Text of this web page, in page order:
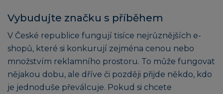
Vybudujte značku s příběhem
V České republice fungují tisíce nejrůznějších e-
shopů, které si konkurují zejména cenou nebo
množstvím reklamního prostoru. To může fungovat
nějakou dobu, ale dříve či později přijde někdo, kdo
je jednoduše převálcuje. Pokud si chcete